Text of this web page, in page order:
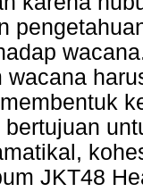
wacana
JKT48